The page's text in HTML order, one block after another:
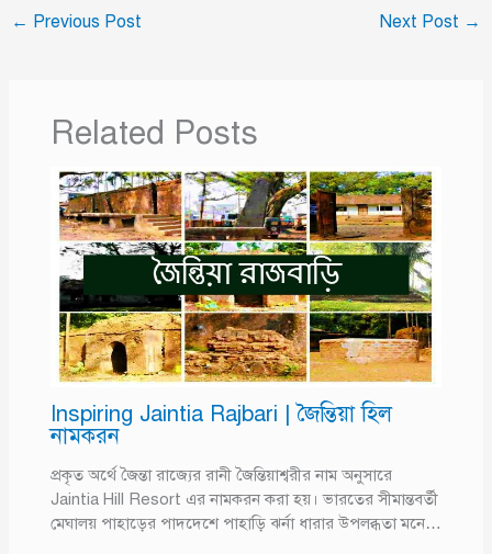
← Previous Post Next Post →
Related Posts
Inspiring Jaintia Rajbari | জৈন্তিয়া হিল
নামকরন
প্রকৃত অর্থে জৈন্তা রাজ্যের রানী জৈন্তিয়াশ্বরীর নাম অনুসারে
Jaintia Hill Resort এর নামকরন করা হয়। ভারতের সীমান্তবর্তী
মেঘালয় পাহাড়ের পাদদেশে পাহাড়ি ঝর্না ধারার উপলব্ধতা মনে…